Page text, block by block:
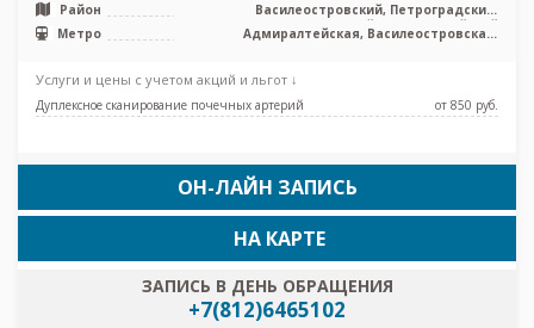
Район
Василеостровский, Петроградский,
Центральный, Адмиралтейский
Метро
Адмиралтейская, Василеостровская,
Услуги и цены с учетом акций и льгот ↓
Дуплексное сканирование почечных артерий от 850 pуб.
ОН-ЛАЙН ЗАПИСЬ
ЗАПИСЬ В ДЕНЬ ОБРАЩЕНИЯ
+7(812)6465102
НА КАРТЕ